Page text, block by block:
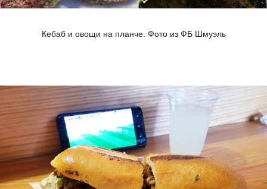
Кебаб и овощи на планче. Фото из ФБ Шмуэль